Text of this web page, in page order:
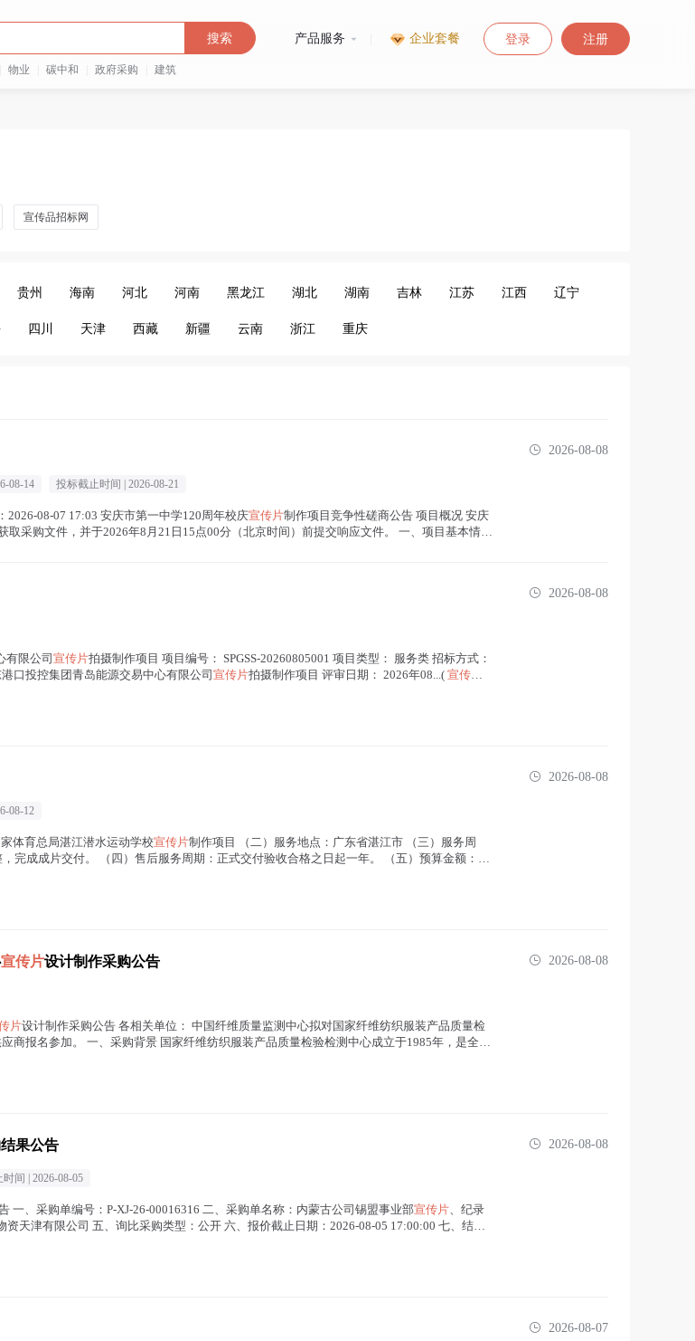
搜索
物业 碳中和 政府采购 建筑
产品服务 企业套餐 登录 注册
宣传品招标网
贵州 海南 河北 河南 黑龙江 湖北 湖南 吉林 江苏 江西 辽宁
四川 天津 西藏 新疆 云南 浙江 重庆
08-14 投标截止时间 | 2026-08-21
08-07 17:03 安庆市第一中学120周年校庆宣传片制作项目竞争性磋商公告 项目概况 安庆
采购文件，并于2026年8月21日15点00分（北京时间）前提交响应文件。 一、项目基本情况
2026-08-08
有限公司 宣传片拍摄制作项目 项目编号： SPGSS-20260805001 项目类型： 服务类 招标方式：
口投控集团青岛能源交易中心有限公司 宣传片拍摄制作项目 评审日期： 2026年08...( 宣传片
2026-08-08
08-12
体育总局湛江潜水运动学校宣传片制作项目 （二）服务地点：广东省湛江市 （三）服务周
完成成片交付。 （四）售后服务周期：正式交付验收合格之日起一年。 （五）预算金额：7
2026-08-08
宣传片设计制作采购公告
片设计制作采购公告 各相关单位： 中国纤维质量监测中心拟对国家纤维纺织服装产品质量检
商报名参加。 一、采购背景 国家纤维纺织服装产品质量检验检测中心成立于1985年，是全国
2026-08-08
果公告
间 | 2026-08-05
一、采购单编号：P-XJ-26-00016316 二、采购单名称：内蒙古公司锡盟事业部宣传片、纪录
天津有限公司 五、询比采购类型：公开 六、报价截止日期：2026-08-05 17:00:00 七、结果
2026-08-08
2026-08-07